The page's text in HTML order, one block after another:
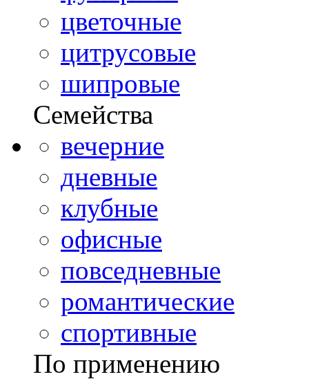
цветочные
цитрусовые
шипровые
Семейства
вечерние
дневные
клубные
офисные
повседневные
романтические
спортивные
По применению